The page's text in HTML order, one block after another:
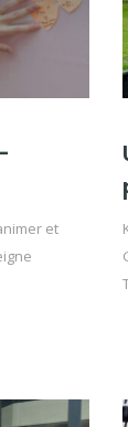
et